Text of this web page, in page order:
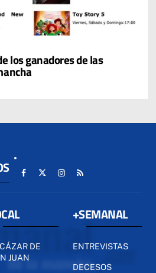
los ganadores de las
DE
JUAN
+SEMANAL
ENTREVISTAS
DECESOS